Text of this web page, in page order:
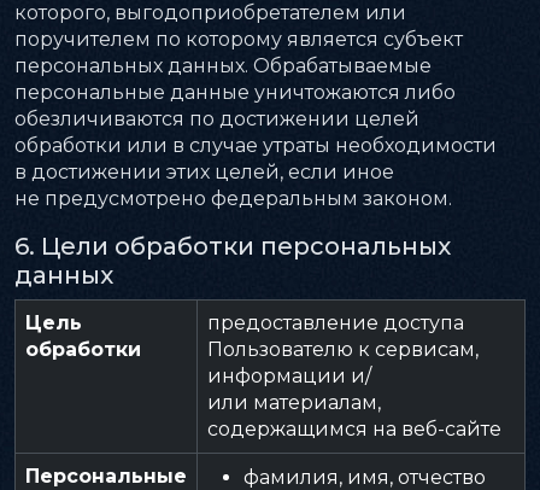
которого, выгодоприобретателем или
поручителем по которому является субъект
персональных данных. Обрабатываемые
персональные данные уничтожаются либо
обезличиваются по достижении целей
обработки или в случае утраты необходимости
в достижении этих целей, если иное
не предусмотрено федеральным законом.
6. Цели обработки персональных
данных
Цель
обработки
предоставление доступа
Пользователю к сервисам,
информации и/
или материалам,
содержащимся на веб-сайте
Персональные
фамилия, имя, отчество